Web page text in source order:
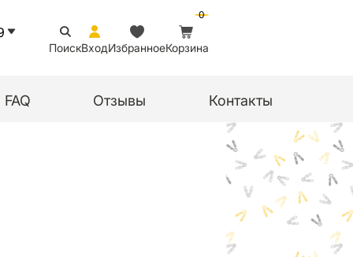
ПоискВходИзбранное
0
Корзина
FAQ Отзывы Контакты